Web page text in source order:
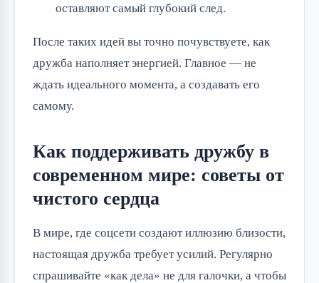
оставляют самый глубокий след.
После таких идей вы точно почувствуете, как
дружба наполняет энергией. Главное — не
ждать идеального момента, а создавать его
самому.
Как поддерживать дружбу в
современном мире: советы от
чистого сердца
В мире, где соцсети создают иллюзию близости,
настоящая дружба требует усилий. Регулярно
спрашивайте «как дела» не для галочки, а чтобы